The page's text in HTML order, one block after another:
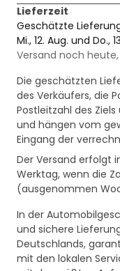
Lieferzeit
Geschätzte
Mi., 12. Aug. und Do.,
Versand noch heute,
Die geschätzten
des Verkäufers, die
Postleitzahl des
und hängen vom
Eingang der
Der Versand erfolgt
Werktag, wenn die
(ausgenommen
In der
und sichere
Deutschlands,
mit den lokalen